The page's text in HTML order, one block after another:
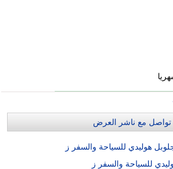
تواصل مع ناشر العرض
هوليدي للسياحة والسفر ز
للسياحة والسفر ز